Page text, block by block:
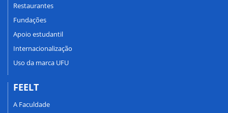
Restaurantes
Fundações
Apoio estudantil
Internacionalização
Uso da marca UFU
FEELT
A Faculdade